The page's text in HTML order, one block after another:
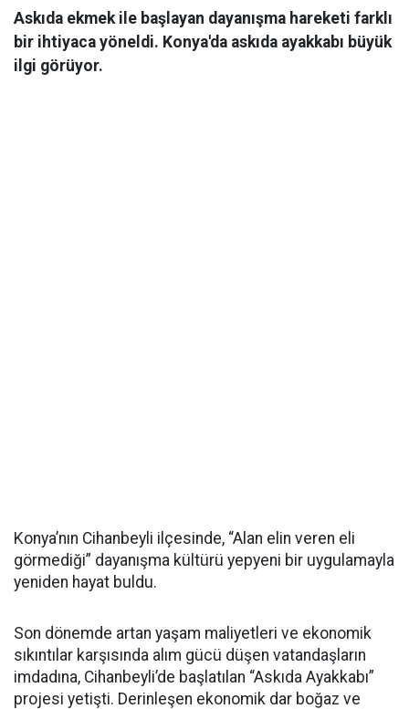
Askıda ekmek ile başlayan dayanışma hareketi farklı
bir ihtiyaca yöneldi. Konya'da askıda ayakkabı büyük
ilgi görüyor.
Konya’nın Cihanbeyli ilçesinde, “Alan elin veren eli
görmediği” dayanışma kültürü yepyeni bir uygulamayla
yeniden hayat buldu.
Son dönemde artan yaşam maliyetleri ve ekonomik
sıkıntılar karşısında alım gücü düşen vatandaşların
imdadına, Cihanbeyli’de başlatılan “Askıda Ayakkabı”
projesi yetişti. Derinleşen ekonomik dar boğaz ve